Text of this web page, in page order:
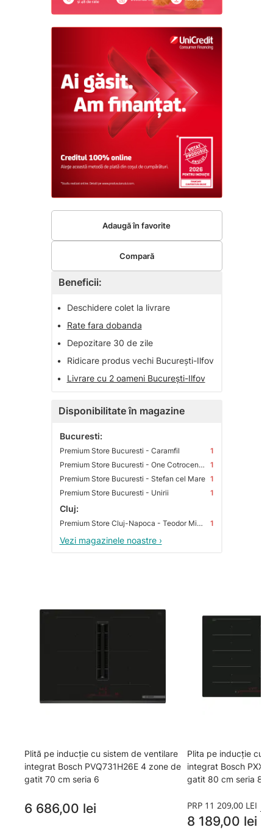
Beneficii:
•
Deschidere colet la livrare
•
Rate fara dobanda
•
Depozitare 30 de zile
•
Ridicare produs vechi București-Ilfov
•
Livrare cu 2 oameni București-Ilfov
Disponibilitate în magazine
Bucuresti:
Premium Store Bucuresti - Caramfil
1
Premium Store Bucuresti - One Cotroceni Park
1
Premium Store Bucuresti - Stefan cel Mare 1
Premium Store Bucuresti - Unirii
1
Cluj:
Premium Store Cluj-Napoca - Teodor Mihali 1
Vezi magazinele noastre ›
Adaugă în favorite
Compară
Plită pe inducție cu sistem de ventilare
integrat Bosch PVQ731H26E 4 zone de
gatit 70 cm seria 6
6 686,00 lei
Plita pe inducție cu
integrat Bosch
gatit 80 cm seria 8
PRP 11 209,00 LEI
8 189,00 lei